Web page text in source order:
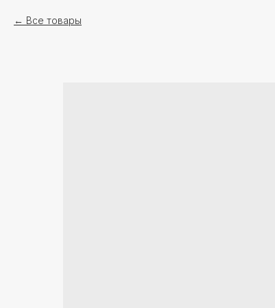
Все товары